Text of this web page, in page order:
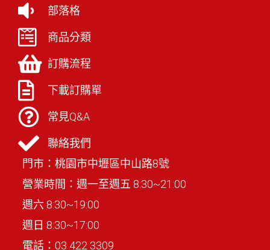
部落格
商品分類
訂購流程
下載訂購單
常見Q&A
聯絡我們
門市：桃園市中壢區中山路8號
營業時間：週一至週五 8:30~21:00
週六 8:30~19:00
週日 8:30~17:00
電話： 03 422 3309